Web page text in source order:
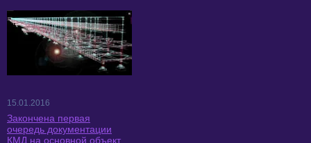
15.01.2016
Закончена первая
очередь документации
КМД на основной объект